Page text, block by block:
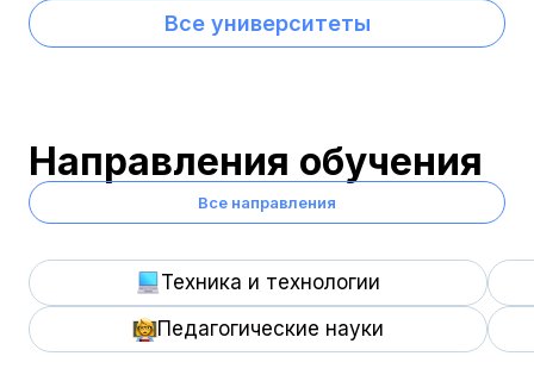
Все университеты
Направления обучения
Все направления
Техника и технологии
Педагогические науки